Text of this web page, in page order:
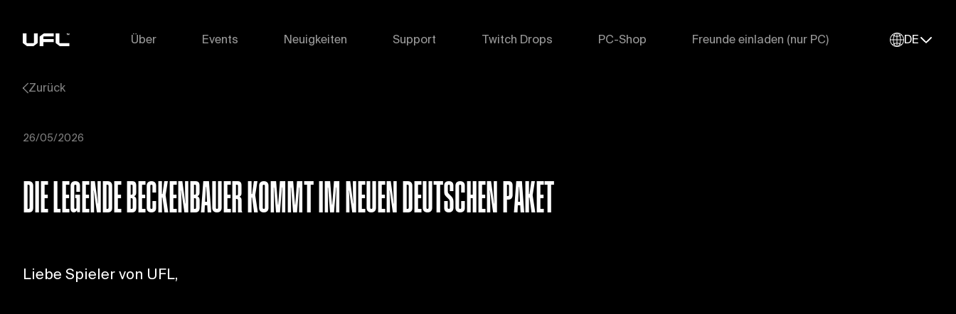
Über Events Neuigkeiten Support Twitch Drops PC-Shop Freunde einladen (nur PC) DE
Zurück
26/05/2026
DIE LEGENDE BECKENBAUER KOMMT IM NEUEN DEUTSCHEN PAKET
Liebe Spieler von UFL,